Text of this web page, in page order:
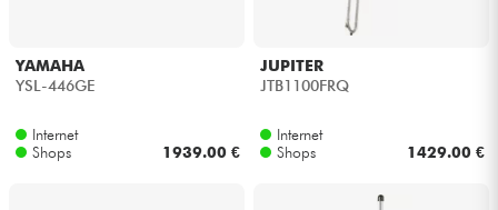
YAMAHA
YSL-446GE
Internet
Shops
1939.00 €
JUPITER
JTB1100FRQ
Internet
Shops
1429.00 €